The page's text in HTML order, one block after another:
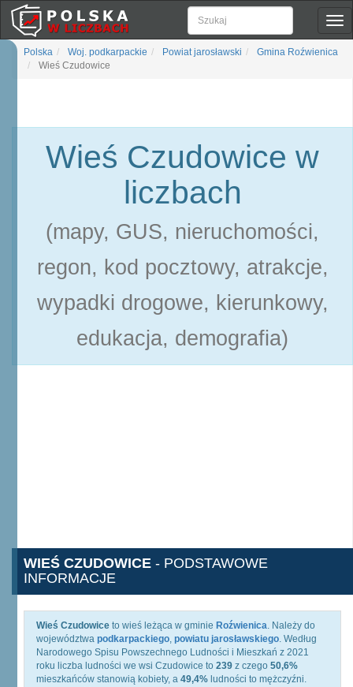
Polska Woj. podkarpackie Powiat jarosławski
Gmina Roźwienica
Wieś Czudowice
Wieś Czudowice w
liczbach
(mapy, GUS, nieruchomości,
regon, kod pocztowy, atrakcje,
wypadki drogowe, kierunkowy,
edukacja, demografia)
WIEŚ CZUDOWICE - PODSTAWOWE
INFORMACJE
Wieś Czudowice to wieś leżąca w gminie Roźwienica. Należy do
województwa podkarpackiego, powiatu jarosławskiego. Według
Narodowego Spisu Powszechnego Ludności i Mieszkań z 2021
roku liczba ludności we wsi Czudowice to 239 z czego 50,6%
mieszkańców stanowią kobiety, a 49,4% ludności to mężczyźni.